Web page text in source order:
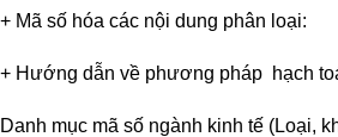
+ Mã số hóa các nội dung phân loại:
+ Hướng dẫn về phương pháp hạch
Danh mục mã số ngành kinh tế (Loại,